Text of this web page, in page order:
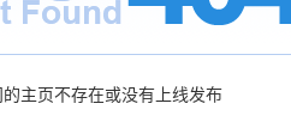
主页不存在或没有上线发布